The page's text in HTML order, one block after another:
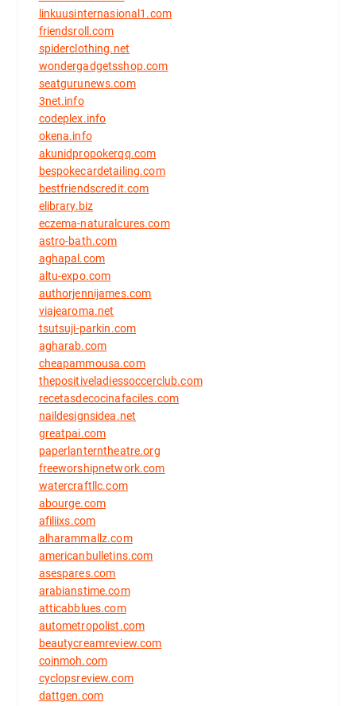
linkuusinternasional1.com
friendsroll.com
spiderclothing.net
wondergadgetsshop.com
seatgurunews.com
3net.info
codeplex.info
okena.info
akunidpropokerqq.com
bespokecardetailing.com
bestfriendscredit.com
elibrary.biz
eczema-naturalcures.com
astro-bath.com
aghapal.com
altu-expo.com
authorjennijames.com
viajearoma.net
tsutsuji-parkin.com
agharab.com
cheapammousa.com
thepositiveladiessoccerclub.com
recetasdecocinafaciles.com
naildesignsidea.net
greatpai.com
paperlanterntheatre.org
freeworshipnetwork.com
watercraftllc.com
abourge.com
afiliixs.com
alharammallz.com
americanbulletins.com
asespares.com
arabianstime.com
atticabblues.com
autometropolist.com
beautycreamreview.com
coinmoh.com
cyclopsreview.com
dattgen.com